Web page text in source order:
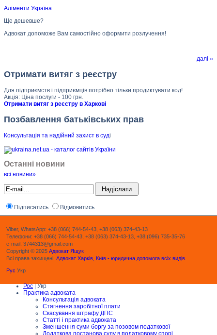
Аліменти Україна
Ще дешевше?
Адвокат допоможе Вам самостійно оформити розлучення!
далі »
Отримати витяг з реєстру
Для підприємств і підприємців потрібно тільки продиктувати код!
Акція: Ціна послуги - 100 грн.
Отримати витяг з реєстру в Харкові
Позбавлення батьківських прав
Консультація та надійний захист в суді
Останні новини
всі новини»
Підписатись Відмовитись
Viber, WhatsApp: +38 (066) 744-54-43, +38 (063) 374-43-13
Телефони: +38 (066) 744-54-43, +38 (063) 374-43-13, +38 (096) 735-35-76
e-mail: 3744313@gmail.com
Copyright © 2025 Адвокат Ящук
Всі права захищені. Адвокат Харків, Київ - юридична допомога всіх видів
Рус Укр
Рос| Укр
Практика адвоката
Консультація адвоката
Стягнення заробітної плати
Скасування штрафу ДПС
Статті і практика адвоката
Зменшення суми боргу за позовом податкової
Додаткова постанова суду в податковому спорі